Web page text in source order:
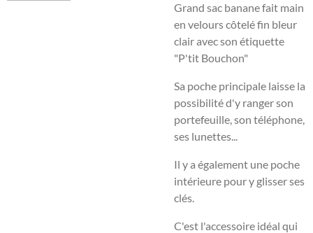
Grand sac banane fait main
en velours côtelé fin bleur
clair avec son étiquette
"P'tit Bouchon"
Sa poche principale laisse la
possibilité d'y ranger son
portefeuille, son téléphone,
ses lunettes...
Il y a également une poche
intérieure pour y glisser ses
clés.
C'est l'accessoire idéal qui